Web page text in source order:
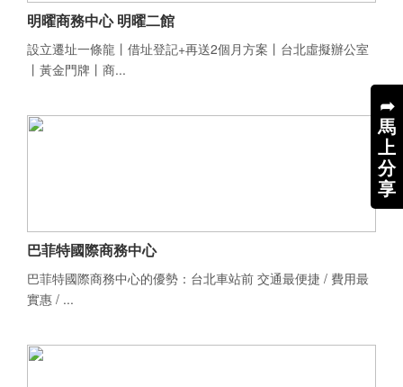
➦
馬
上
分
享
明曜商務中心 明曜二館
設立遷址一條龍丨借址登記+再送2個月方案丨台北虛擬辦公室
丨黃金門牌丨商...
巴菲特國際商務中心
巴菲特國際商務中心的優勢：台北車站前 交通最便捷 / 費用最
實惠 / ...